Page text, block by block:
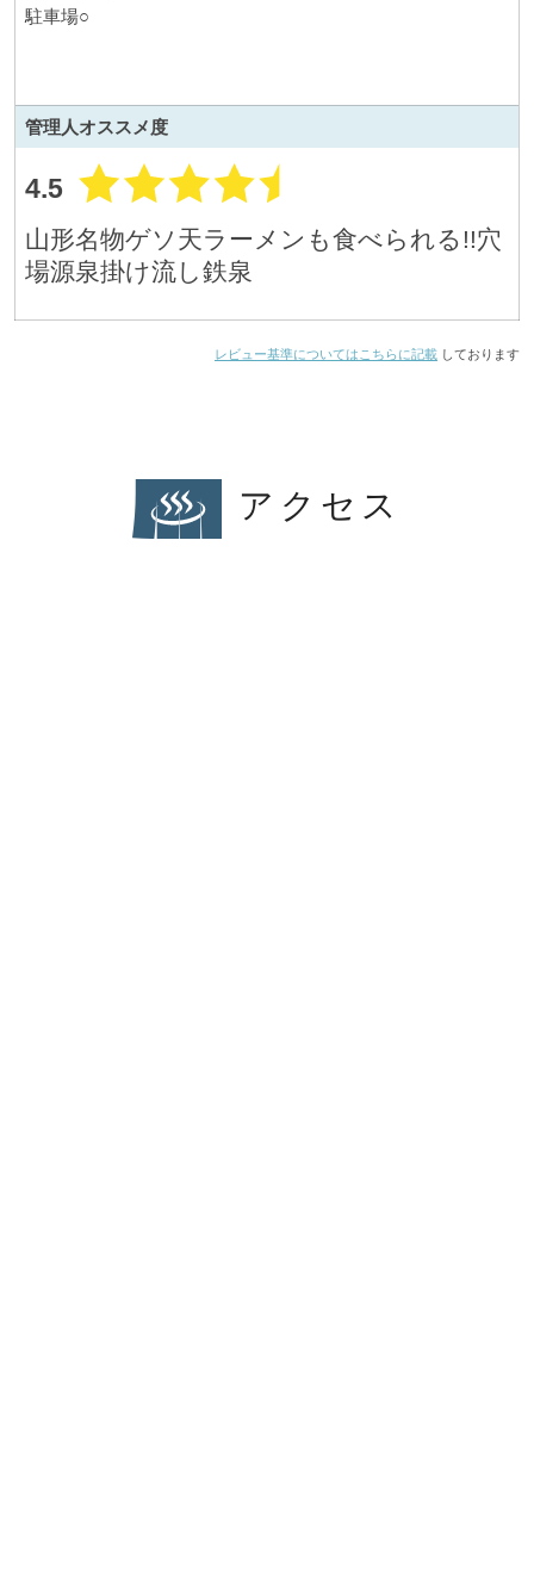
駐車場○
管理人オススメ度
4.5
山形名物ゲソ天ラーメンも食べられる!!穴
場源泉掛け流し鉄泉
レビュー基準についてはこちらに記載 しております
アクセス